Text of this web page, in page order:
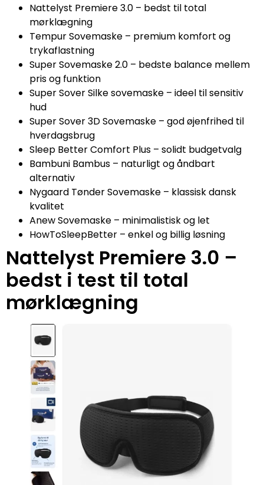
Nattelyst Premiere 3.0 – bedst til total
mørklægning
Tempur Sovemaske – premium komfort og
trykaflastning
Super Sovemaske 2.0 – bedste balance mellem
pris og funktion
Super Sover Silke sovemaske – ideel til sensitiv
hud
Super Sover 3D Sovemaske – god øjenfrihed til
hverdagsbrug
Sleep Better Comfort Plus – solidt budgetvalg
Bambuni Bambus – naturligt og åndbart
alternativ
Nygaard Tønder Sovemaske – klassisk dansk
kvalitet
Anew Sovemaske – minimalistisk og let
HowToSleepBetter – enkel og billig løsning
Nattelyst Premiere 3.0 –
bedst i test til total
mørklægning